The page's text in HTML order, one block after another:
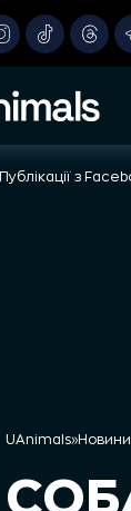
Публікації з
UAnimals»Новини